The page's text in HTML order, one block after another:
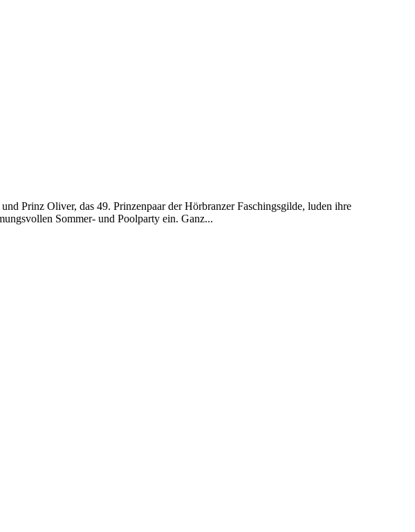
Prinz Oliver, das 49. Prinzenpaar der Hörbranzer Faschingsgilde, luden ihre
Sommer- und Poolparty ein. Ganz...